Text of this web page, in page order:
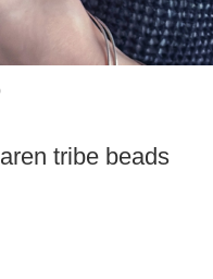
tribe beads